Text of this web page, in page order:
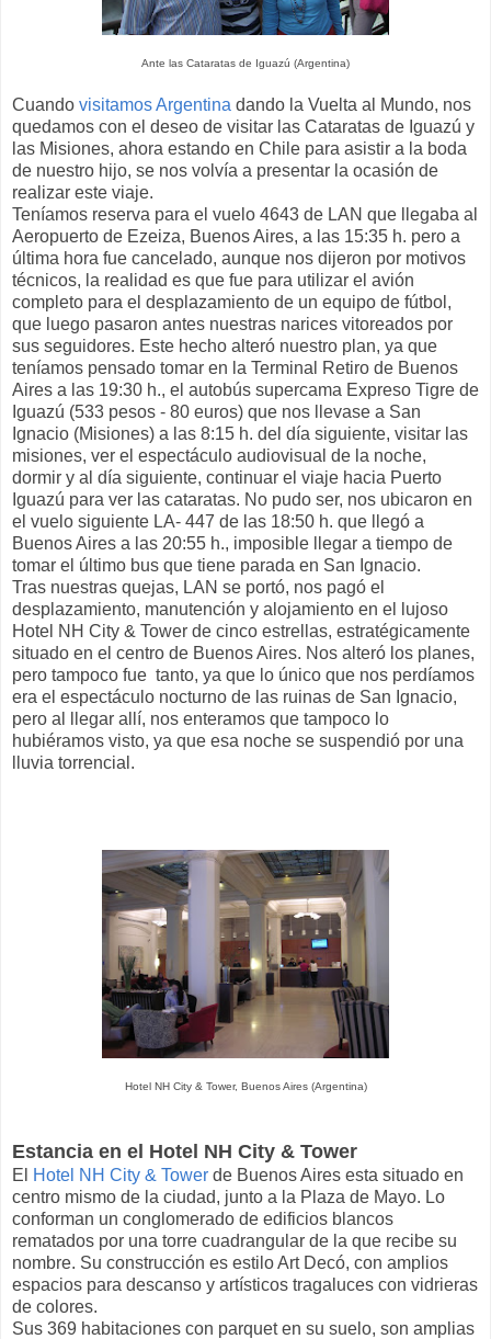
Ante las Cataratas de Iguazú (Argentina)
Cuando visitamos Argentina dando la Vuelta al Mundo, nos
quedamos con el deseo de visitar las Cataratas de Iguazú y
las Misiones, ahora estando en Chile para asistir a la boda
de nuestro hijo, se nos volvía a presentar la ocasión de
realizar este viaje.
Teníamos reserva para el vuelo 4643 de LAN que llegaba al
Aeropuerto de Ezeiza, Buenos Aires, a las 15:35 h. pero a
última hora fue cancelado, aunque nos dijeron por motivos
técnicos, la realidad es que fue para utilizar el avión
completo para el desplazamiento de un equipo de fútbol,
que luego pasaron antes nuestras narices vitoreados por
sus seguidores. Este hecho alteró nuestro plan, ya que
teníamos pensado tomar en la Terminal Retiro de Buenos
Aires a las 19:30 h., el autobús supercama Expreso Tigre de
Iguazú (533 pesos - 80 euros) que nos llevase a San
Ignacio (Misiones) a las 8:15 h. del día siguiente, visitar las
misiones, ver el espectáculo audiovisual de la noche,
dormir y al día siguiente, continuar el viaje hacia Puerto
Iguazú para ver las cataratas. No pudo ser, nos ubicaron en
el vuelo siguiente LA- 447 de las 18:50 h. que llegó a
Buenos Aires a las 20:55 h., imposible llegar a tiempo de
tomar el último bus que tiene parada en San Ignacio.
Tras nuestras quejas, LAN se portó, nos pagó el
desplazamiento, manutención y alojamiento en el lujoso
Hotel NH City & Tower de cinco estrellas, estratégicamente
situado en el centro de Buenos Aires. Nos alteró los planes,
pero tampoco fue tanto, ya que lo único que nos perdíamos
era el espectáculo nocturno de las ruinas de San Ignacio,
pero al llegar allí, nos enteramos que tampoco lo
hubiéramos visto, ya que esa noche se suspendió por una
lluvia torrencial.
Hotel NH City & Tower, Buenos Aires (Argentina)
Estancia en el Hotel NH City & Tower
El Hotel NH City & Tower de Buenos Aires esta situado en
centro mismo de la ciudad, junto a la Plaza de Mayo. Lo
conforman un conglomerado de edificios blancos
rematados por una torre cuadrangular de la que recibe su
nombre. Su construcción es estilo Art Decó, con amplios
espacios para descanso y artísticos tragaluces con vidrieras
de colores.
Sus 369 habitaciones con parquet en su suelo, son amplias